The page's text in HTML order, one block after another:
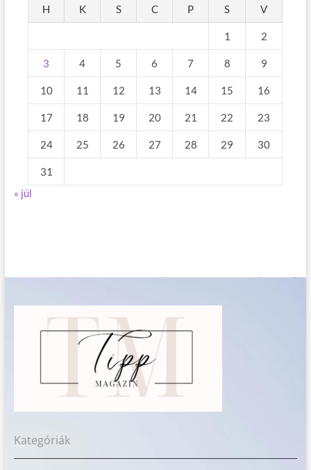
H K S C P S V
1 2
3 4 5 6 7 8 9
10 11 12 13 14 15 16
17 18 19 20 21 22 23
24 25 26 27 28 29 30
31
« júl
Kategóriák